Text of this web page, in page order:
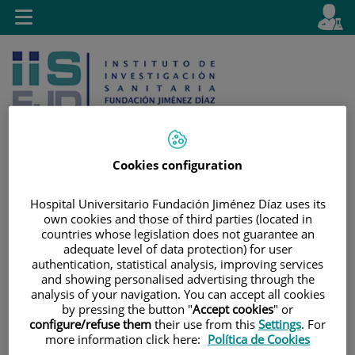
Jump to content
Language
selector
Active
en
Search
Toggle
navigation
Cookies configuration
Hospital Universitario Fundación Jiménez Díaz uses its
own cookies and those of third parties (located in
countries whose legislation does not guarantee an
adequate level of data protection) for user
authentication, statistical analysis, improving services
and showing personalised advertising through the
analysis of your navigation. You can accept all cookies
by pressing the button "Accept cookies" or
configure/refuse them their use from this Settings. For
more information click here: Política de Cookies